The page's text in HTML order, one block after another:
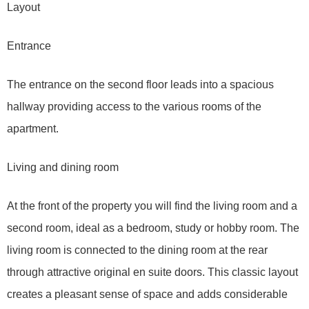
Layout
Entrance
The entrance on the second floor leads into a spacious
hallway providing access to the various rooms of the
apartment.
Living and dining room
At the front of the property you will find the living room and a
second room, ideal as a bedroom, study or hobby room. The
living room is connected to the dining room at the rear
through attractive original en suite doors. This classic layout
creates a pleasant sense of space and adds considerable